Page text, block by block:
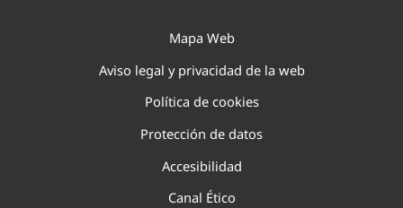
Mapa Web
Aviso legal y privacidad de la web
Política de cookies
Protección de datos
Accesibilidad
Canal Ético